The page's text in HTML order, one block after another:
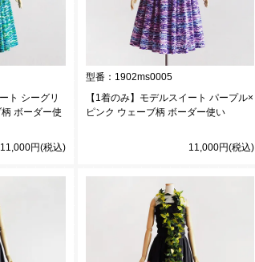
ト シーグリ
ボーダー使
11,000円(税込)
型番： 1902ms0005
【1着のみ】モデルスイート パープル×
ピンク ウェーブ柄 ボーダー使い
11,000円(税込)